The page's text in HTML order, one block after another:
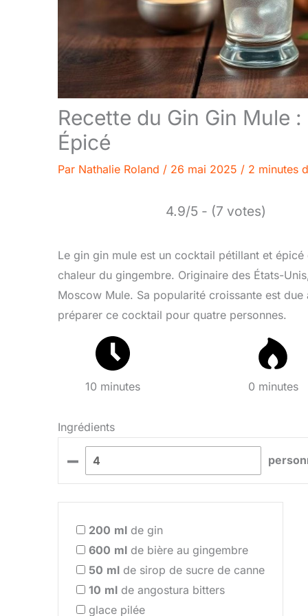
Recette du Gin Gin Mule
Épicé
Par Nathalie Roland / 26 mai 2025 / 2 minutes
4.9/5 - (7 votes)
Le gin gin mule est un cocktail pétillant et
chaleur du gingembre. Originaire des États-
Moscow Mule. Sa popularité croissante est
préparer ce cocktail pour quatre personnes.
10 minutes 0 minutes
Ingrédients
–
200 ml de gin
600 ml de bière au gingembre
50 ml de sirop de sucre de canne
10 ml de angostura bitters
glace pilée